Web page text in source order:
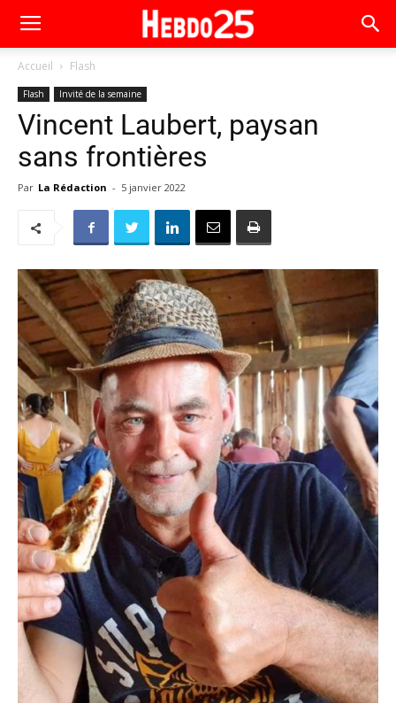
Accueil Flash
Flash Invité de la semaine
Vincent Laubert, paysan
sans frontières
Par La Rédaction - 5 janvier 2022